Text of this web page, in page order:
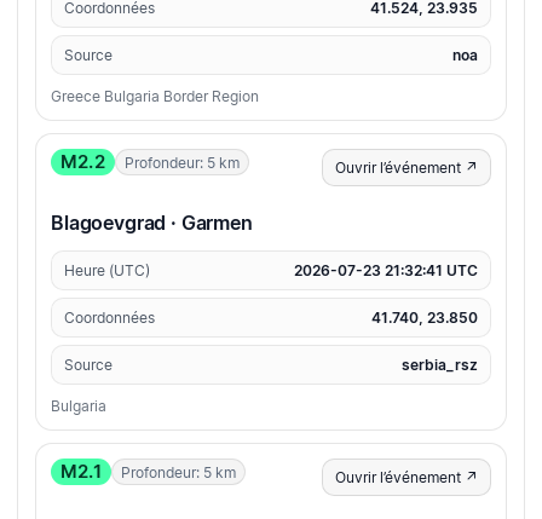
Coordonnées 41.524, 23.935
Source noa
Greece Bulgaria Border Region
M2.2 Profondeur: 5 km Ouvrir l’événement ↗
Blagoevgrad · Garmen
Heure (UTC) 2026-07-23 21:32:41 UTC
Coordonnées 41.740, 23.850
Source serbia_rsz
Bulgaria
M2.1 Profondeur: 5 km Ouvrir l’événement ↗